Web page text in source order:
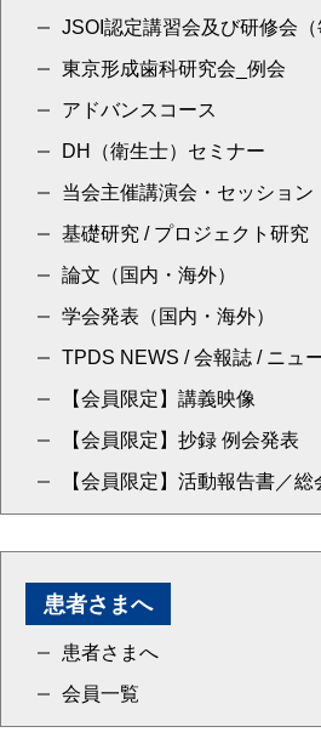
JSOI認定講習会及び研修会（
東京形成歯科研究会_例会
アドバンスコース
DH（衛生士）セミナー
当会主催講演会・セッション
基礎研究 / プロジェクト研究
論文（国内・海外）
学会発表（国内・海外）
TPDS NEWS / 会報誌 / ニュ
【会員限定】講義映像
【会員限定】抄録 例会発表
【会員限定】活動報告書／総
患者さまへ
患者さまへ
会員一覧